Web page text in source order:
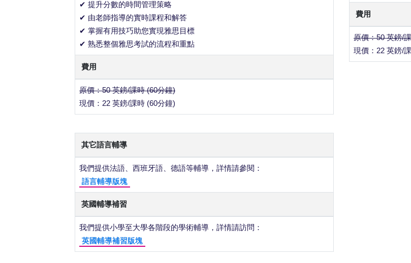
✔ 提升分數的時間管理策略
✔ 由老師指導的實時課程和解答
✔ 掌握有用技巧助您實現雅思目標
✔ 熟悉整個雅思考試的流程和重點
費用
原價：50 英鎊/課時 (60分鐘)
現價：22 英鎊/課時 (60分鐘)
費用
原價：50 英鎊/
現價：22 英鎊/
其它語言輔導
我們提供法語、西班牙語、德語等輔導，詳情請參閱：
語言輔導版塊
英國輔導補習
我們提供小學至大學各階段的學術輔導，詳情請訪問：
英國輔導補習版塊